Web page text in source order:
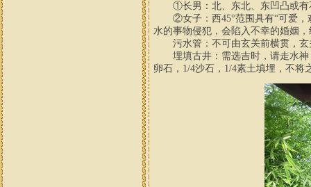
①长男：北、东北、东凹凸或有不
②女子：西45°范围具有“可爱，欢
水的事物侵犯，会陷入不幸的婚姻
污水管：不可由玄关前横贯，玄
埋填古井：需选吉时，请走水神
卵石，1/4沙石，1/4素土填埋，不将